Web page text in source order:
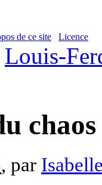
de ce site Licence
Louis-
chaos
, par